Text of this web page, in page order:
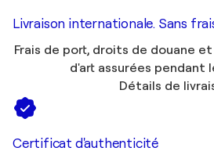
Livraison internationale. Sans
Frais de port, droits de douane
d'art assurées pendant
Détails de
Certificat d'authenticité